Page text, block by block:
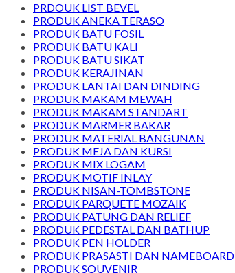
PRDOUK LIST BEVEL
PRODUK ANEKA TERASO
PRODUK BATU FOSIL
PRODUK BATU KALI
PRODUK BATU SIKAT
PRODUK KERAJINAN
PRODUK LANTAI DAN DINDING
PRODUK MAKAM MEWAH
PRODUK MAKAM STANDART
PRODUK MARMER BAKAR
PRODUK MATERIAL BANGUNAN
PRODUK MEJA DAN KURSI
PRODUK MIX LOGAM
PRODUK MOTIF INLAY
PRODUK NISAN-TOMBSTONE
PRODUK PARQUETE MOZAIK
PRODUK PATUNG DAN RELIEF
PRODUK PEDESTAL DAN BATHUP
PRODUK PEN HOLDER
PRODUK PRASASTI DAN NAMEBOARD
PRODUK SOUVENIR